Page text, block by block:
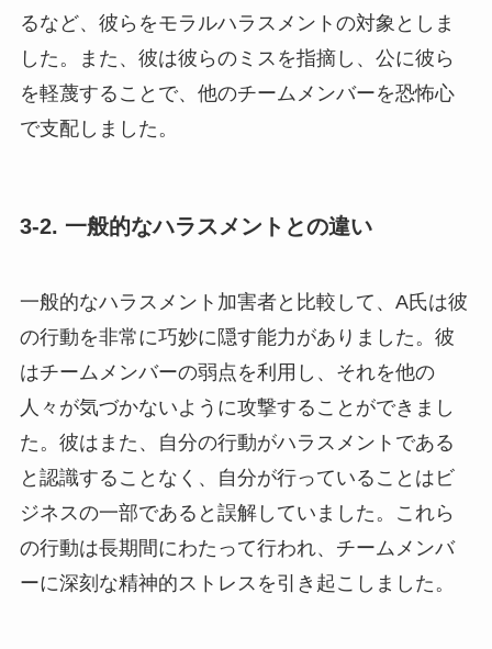
るなど、彼らをモラルハラスメントの対象としま
した。また、彼は彼らのミスを指摘し、公に彼ら
を軽蔑することで、他のチームメンバーを恐怖心
で支配しました。
3-2. 一般的なハラスメントとの違い
一般的なハラスメント加害者と比較して、A氏は彼
の行動を非常に巧妙に隠す能力がありました。彼
はチームメンバーの弱点を利用し、それを他の
人々が気づかないように攻撃することができまし
た。彼はまた、自分の行動がハラスメントである
と認識することなく、自分が行っていることはビ
ジネスの一部であると誤解していました。これら
の行動は長期間にわたって行われ、チームメンバ
ーに深刻な精神的ストレスを引き起こしました。